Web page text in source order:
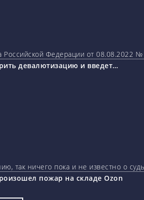
Российской Федерации от 08.08.2022
девалютизацию и введет…
так ничего пока и не известно о
пожар на складе Ozon